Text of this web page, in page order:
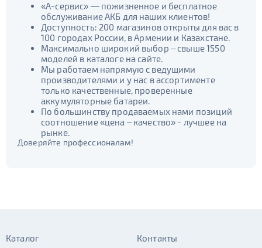
«А-сервис» — пожизненное и бесплатное
обслуживание АКБ для наших клиентов!
Доступность: 200 магазинов открыты для вас в
100 городах России, в Армении и Казахстане.
Максимально широкий выбор – свыше 1550
моделей в каталоге на сайте.
Мы работаем напрямую с ведущими
производителями и у нас в ассортименте
только качественные, проверенные
аккумуляторные батареи.
По большинству продаваемых нами позиций
соотношение «цена – качество» - лучшее на
рынке.
Доверяйте профессионалам!
Каталог Контакты